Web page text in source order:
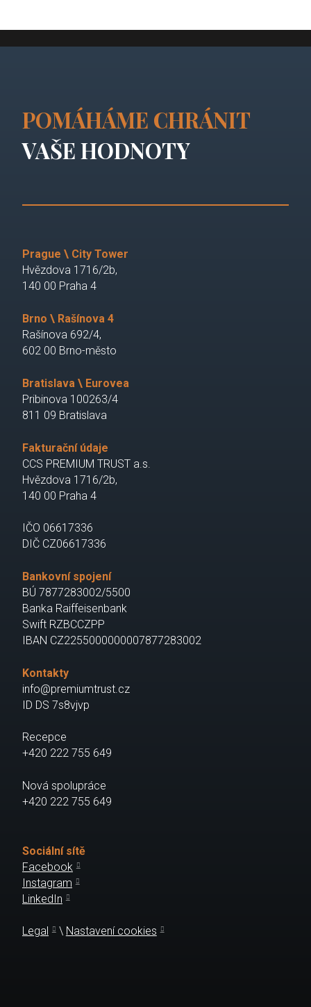
POMÁHÁME CHRÁNIT
VAŠE HODNOTY
Prague \ City Tower
Hvězdova 1716/2b,
140 00 Praha 4
Brno \ Rašínova 4
Rašínova 692/4,
602 00 Brno-město
Bratislava \ Eurovea
Pribinova 100263/4
811 09 Bratislava
Fakturační údaje
CCS PREMIUM TRUST a.s.
Hvězdova 1716/2b,
140 00 Praha 4
IČO 06617336
DIČ CZ06617336
Bankovní spojení
BÚ 7877283002/5500
Banka Raiffeisenbank
Swift RZBCCZPP
IBAN CZ2255000000007877283002
Kontakty
info@premiumtrust.cz
ID DS 7s8vjvp
Recepce
+420 222 755 649
Nová spolupráce
+420 222 755 649
Sociální sítě
Facebook
Instagram
LinkedIn
Legal \ Nastavení cookies